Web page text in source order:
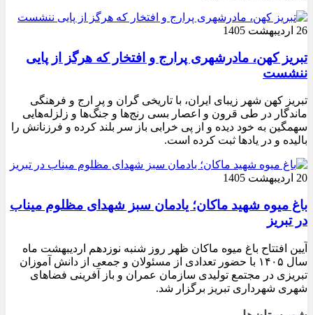
26 اردیبهشت 1405
تبریز کهن، مادرشهری پرارج و افتخار که هرگز از پایی
ننشست
تبریز کهن شهر زیبای ایران، با تاریخی گران و پر ارج و فرهنگی
ماندگار در طی قرون و اعصار بسی رنج‌ها و جنگ‌ها و زلزله‌هایی
سهمگین به خود دیده و از پی خرابی باز سر بلند کرده و فرزنانش را
بالیده و در یادها ثبت کرده است.
20 اردیبهشت 1405
باغ میوه شهید ماکان؛ یادمان سبز شهدای مظلوم میناب
در تبریز
آیین افتتاح باغ میوه ماکان ظهر روز شنبه نوزدهم اردیبهشت ماه
سال ۱۴۰۵ با حضور تعدادی از مسئولان و جمعی از دانش آموزان
تبریزی در مجتمع تولیدی سازمان عمران و باز آفرینی فضاهای
شهری شهرداری تبریز برگزار شد.